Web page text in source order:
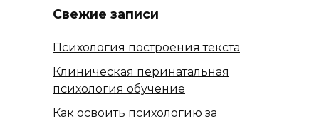
Свежие записи
Психология построения текста
Клиническая перинатальная
психология обучение
Как освоить психологию за